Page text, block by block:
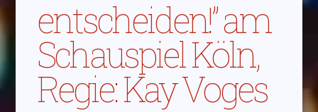
entscheiden!” am
Schauspiel Köln,
Regie: Kay Voges